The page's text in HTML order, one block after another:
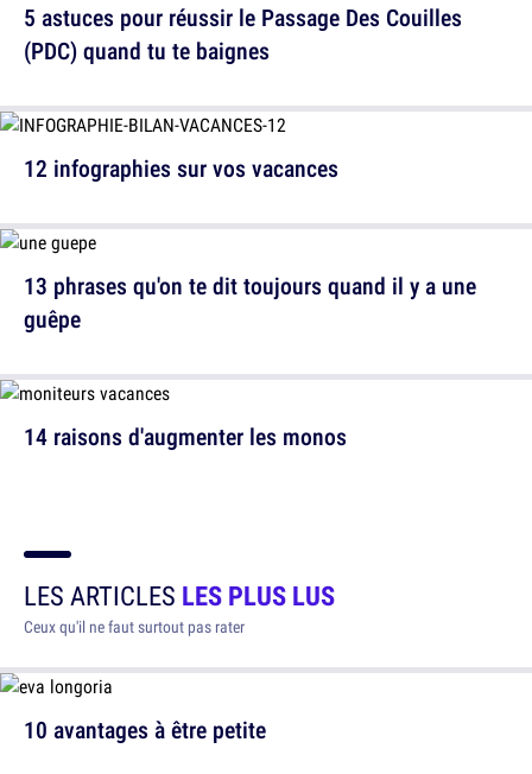
5 astuces pour réussir le Passage Des Couilles
(PDC) quand tu te baignes
13 phrases qu'on te dit toujours quand il y a une
guêpe
12 infographies sur vos vacances
14 raisons d'augmenter les monos
LES ARTICLES LES PLUS LUS
Ceux qu'il ne faut surtout pas rater
10 avantages à être petite